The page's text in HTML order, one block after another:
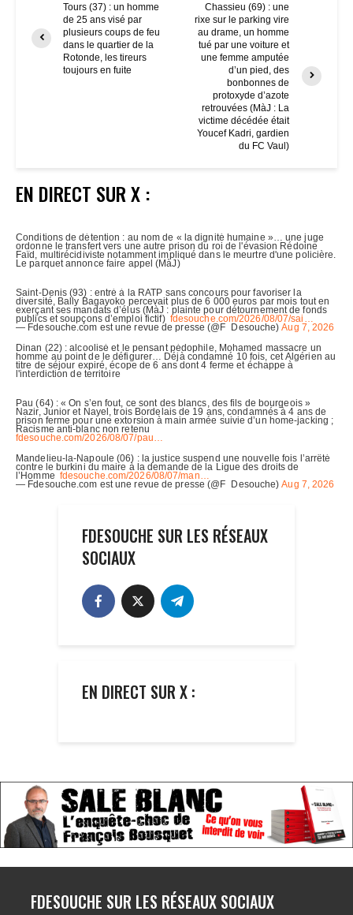
Tours (37) : un homme
de 25 ans visé par
plusieurs coups de feu
dans le quartier de la
Rotonde, les tireurs
toujours en fuite
Chassieu (69) : une
rixe sur le parking vire
au drame, un homme
tué par une voiture et
une femme amputée
d’un pied, des
bonbonnes de
protoxyde d’azote
retrouvées (MàJ : La
victime décédée était
Youcef Kadri, gardien
du FC Vaul)
EN DIRECT SUR X :
FDESOUCHE SUR LES RÉSEAUX
SOCIAUX
EN DIRECT SUR X :
FDESOUCHE SUR LES RÉSEAUX SOCIAUX